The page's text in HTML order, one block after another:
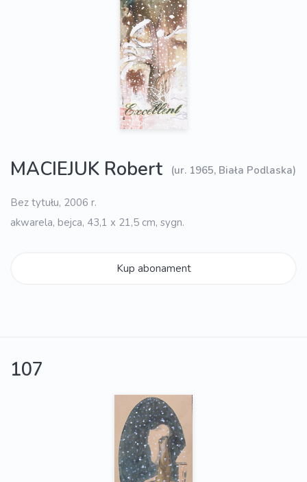
MACIEJUK Robert (ur. 1965, Biała Podlaska)
Bez tytułu, 2006 r.
akwarela, bejca, 43,1 x 21,5 cm, sygn.
Kup abonament
107